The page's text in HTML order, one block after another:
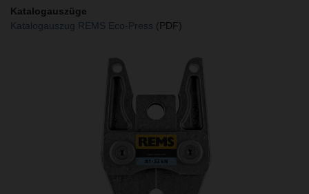
Katalogauszüge
Katalogauszug REMS Eco-Press (PDF)